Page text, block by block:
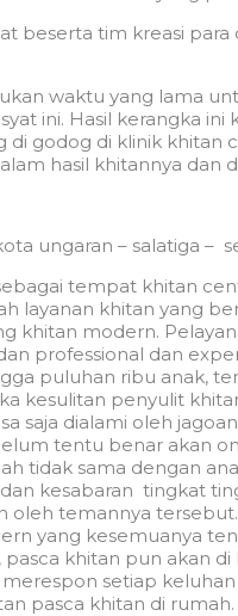
beserta tim kreasi
waktu yang lama
ini. Hasil kerangka ini
godog di klinik khitan
hasil khitannya dan
ungaran – salatiga –
tempat khitan
layanan khitan yang
khitan modern.
professional dan
puluhan ribu anak,
kesulitan penyulit
saja dialami oleh
tentu benar akan
tidak sama dengan
kesabaran tingkat
oleh temannya
yang kesemuanya
khitan pun akan
setiap
pasca khitan di rumah.